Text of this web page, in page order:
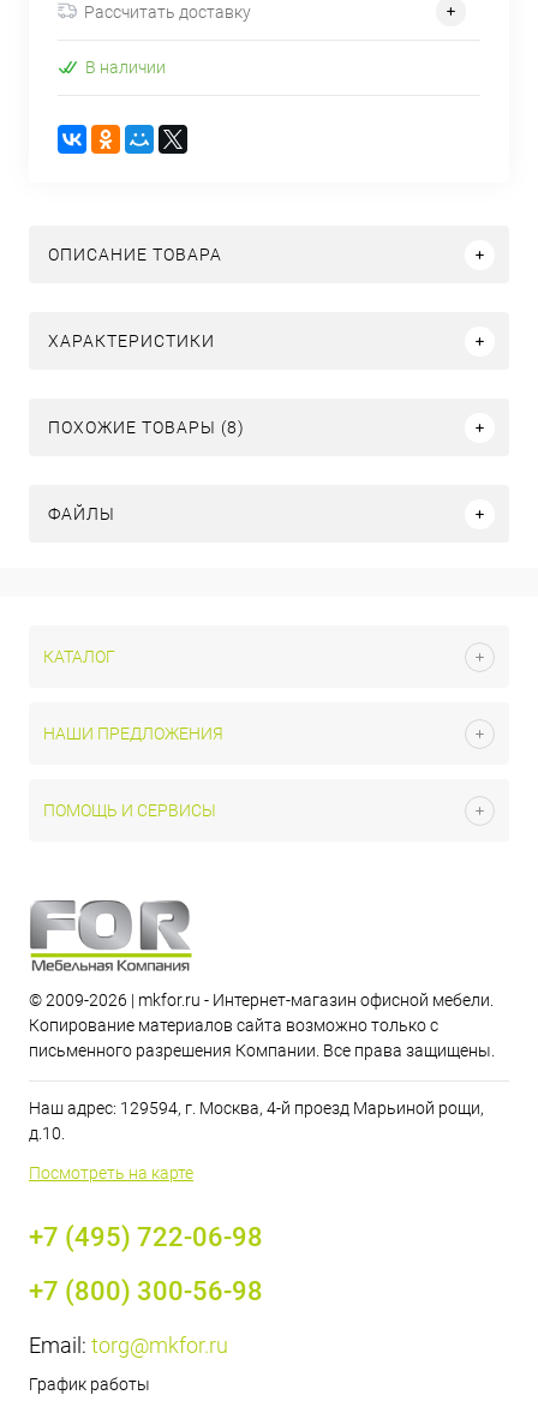
Рассчитать доставку
В наличии
ОПИСАНИЕ ТОВАРА
ХАРАКТЕРИСТИКИ
ПОХОЖИЕ ТОВАРЫ (8)
ФАЙЛЫ
КАТАЛОГ
НАШИ ПРЕДЛОЖЕНИЯ
ПОМОЩЬ И СЕРВИСЫ
© 2009-2026 | mkfor.ru - Интернет-магазин офисной мебели.
Копирование материалов сайта возможно только с
письменного разрешения Компании. Все права защищены.
Наш адрес: 129594, г. Москва, 4-й проезд Марьиной рощи,
д.10.
Посмотреть на карте
+7 (495) 722-06-98
+7 (800) 300-56-98
Email: torg@mkfor.ru
График работы